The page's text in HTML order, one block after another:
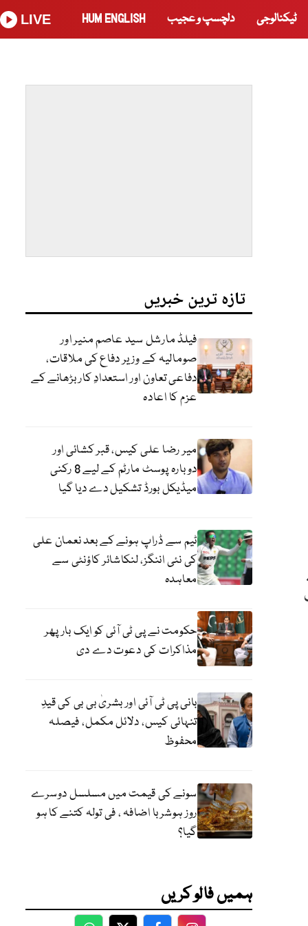
ٹیکنالوجی دلچسپ و عجیب HUM ENGLISH
LIVE
تازہ ترین خبریں
فیلڈ مارشل سید عاصم منیر اور
صومالیہ کے وزیر دفاع کی ملاقات،
دفاعی تعاون اور استعدادِ کار بڑھانے کے
عزم کا اعادہ
میر رضا علی کیس، قبر کشائی اور
دوبارہ پوسٹ مارٹم کے لیے 8 رکنی
میڈیکل بورڈ تشکیل دے دیا گیا
ٹیم سے ڈراپ ہونے کے بعد نعمان علی
کی نئی اننگز، لنکاشائر کاؤنٹی سے
معاہدہ
حکومت نے پی ٹی آئی کو ایک بارپھر
مذاکرات کی دعوت دے دی
بانی پی ٹی آئی اور بشریٰ بی بی کی قیدِ
تنہائی کیس، دلائل مکمل، فیصلہ
محفوظ
سونے کی قیمت میں مسلسل دوسرے
روز ہوشربا اضافہ ، فی تولہ کتنے کا ہو
گیا؟
ہمیں فالو کریں